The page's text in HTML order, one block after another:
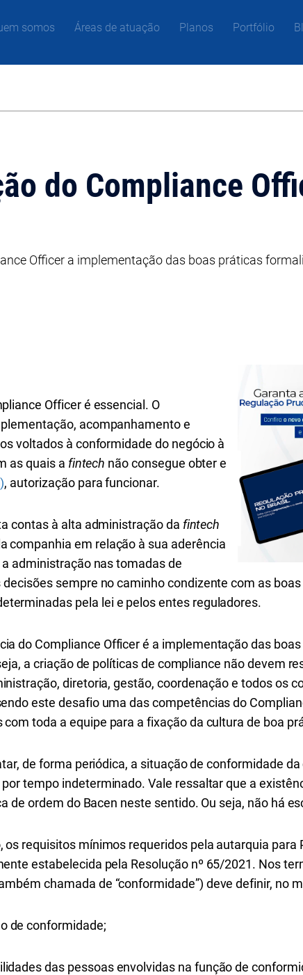
somos Áreas de atuação Planos Portfólio
do Compliance
Officer a implementação das boas práticas
Officer é essencial. O
acompanhamento e
voltados à conformidade do negócio à
as quais a fintech não consegue obter e
, autorização para funcionar.
contas à alta administração da fintech
companhia em relação à sua aderência
administração nas tomadas de
sempre no caminho condizente com as
pela lei e pelos entes reguladores.
do Compliance Officer é a implementação das
a criação de políticas de compliance não devem
diretoria, gestão, coordenação e todos os
este desafio uma das competências do
toda a equipe para a fixação da cultura de boa
de forma periódica, a situação de conformidade
tempo indeterminado. Vale ressaltar que a
de ordem do Bacen neste sentido. Ou seja, não há
requisitos mínimos requeridos pela autarquia para
estabelecida pela Resolução nº 65/2021. Nos
chamada de “conformidade”) deve definir, no
de conformidade;
das pessoas envolvidas na função de